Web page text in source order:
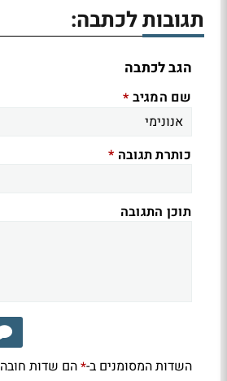
תגובות לכתבה:
הגב לכתבה
שם המגיב *
כותרת תגובה *
תוכן התגובה
השדות המסומנים ב-*הם שדות חובה